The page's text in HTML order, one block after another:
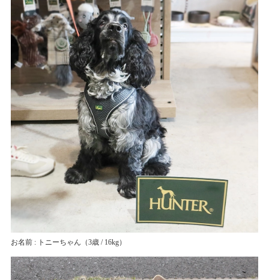
お名前 : トニーちゃん （3歳 / 16kg）